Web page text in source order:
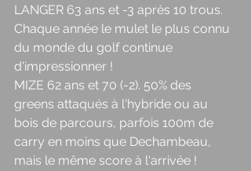
LANGER 63 ans et -3 après 10 trous.
Chaque année le mulet le plus connu
du monde du golf continue
d'impressionner !
MIZE 62 ans et 70 (-2). 50% des
greens attaqués à l'hybride ou au
bois de parcours, parfois 100m de
carry en moins que Dechambeau,
mais le même score à l'arrivée !